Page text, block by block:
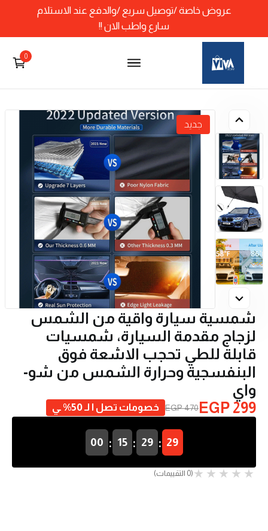
عروض خاصة /توصيل سريع /والدفع عند الاستلام
سارع واطب الان !!
0
جديد
شمسية سيارة واقية من الشمس
لزجاج مقدمة السيارة، شمسيات
قابلة للطي تحجب الاشعة فوق
البنفسجية وحرارة الشمس من شو-
واي
EGP 299
EGP 470 خصومات تصل ا لـ 50% ـي
00 : 15 : 29 : 29
(0 التقييمات)